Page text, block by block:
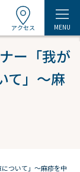
アクセス MENU
ー「我が
て」～麻
ついて」～麻疹を中